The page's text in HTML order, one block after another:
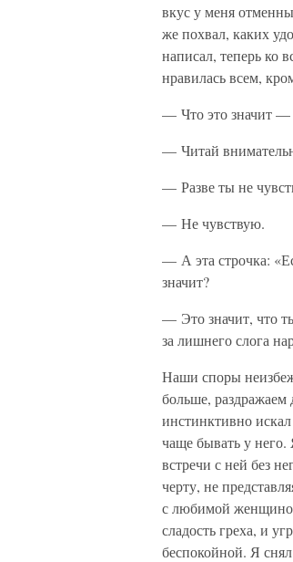
вкус у меня
же похвал, каких
написал, теперь ко
нравилась всем,
— Что это значит —
— Читай
— Разве ты не
— Не чувствую.
— А эта строчка:
значит?
— Это значит, что
за лишнего слога
Наши споры
больше, раздражаем
инстинктивно
чаще бывать у него.
встречи с ней без
черту, не
с любимой
сладость греха, и
беспокойной. Я